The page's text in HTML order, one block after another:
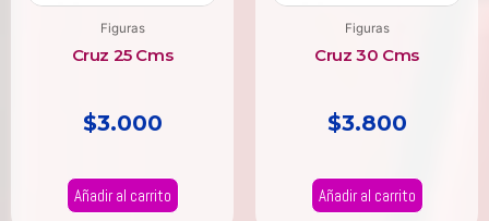
Figuras
Cruz 25 Cms
$3.000
Añadir al carrito
Figuras
Cruz 30 Cms
$3.800
Añadir al carrito